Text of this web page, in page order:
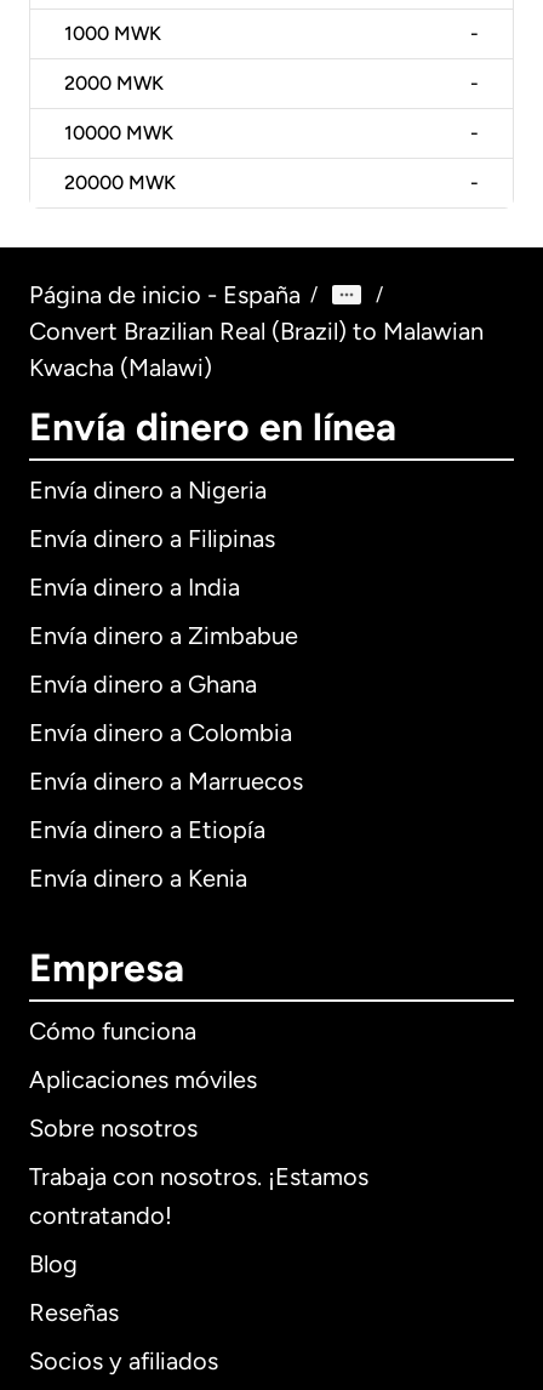
1000 MWK -
2000 MWK -
10000 MWK -
20000 MWK -
Página de inicio - España / /
Convert Brazilian Real (Brazil) to Malawian
Kwacha (Malawi)
Envía dinero en línea
Envía dinero a Nigeria
Envía dinero a Filipinas
Envía dinero a India
Envía dinero a Zimbabue
Envía dinero a Ghana
Envía dinero a Colombia
Envía dinero a Marruecos
Envía dinero a Etiopía
Envía dinero a Kenia
Empresa
Cómo funciona
Aplicaciones móviles
Sobre nosotros
Trabaja con nosotros. ¡Estamos
contratando!
Blog
Reseñas
Socios y afiliados